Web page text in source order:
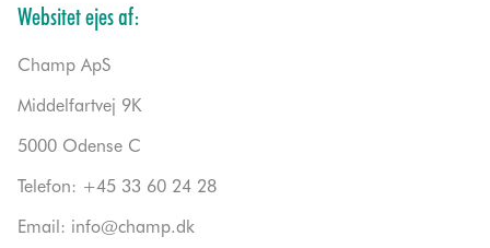
Websitet ejes af:
Champ ApS
Middelfartvej 9K
5000 Odense C
Telefon: +45 33 60 24 28
Email: info@champ.dk